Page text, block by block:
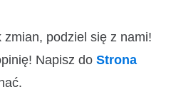
podziel się z nami!
Napisz do Strona